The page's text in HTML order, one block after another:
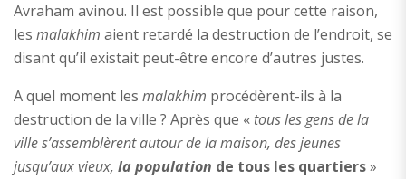
Avraham avinou. Il est possible que pour cette raison,
les malakhim aient retardé la destruction de l’endroit, se
disant qu’il existait peut-être encore d’autres justes.
A quel moment les malakhim procédèrent-ils à la
destruction de la ville ? Après que « tous les gens de la
ville s’assemblèrent autour de la maison, des jeunes
jusqu’aux vieux, la population de tous les quartiers»